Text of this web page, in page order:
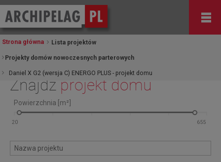
Strona główna Lista projektów
Projekty domów nowoczesnych parterowych
Daniel X G2 (wersja C) ENERGO PLUS - projekt domu
Znajdź projekt domu
Powierzchnia [m²]